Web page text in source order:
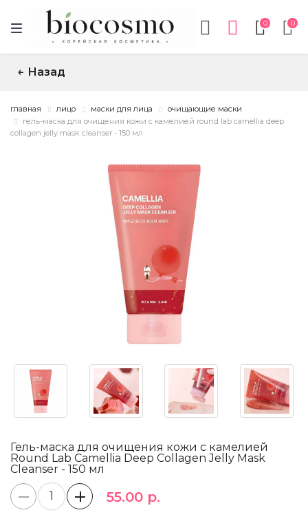
0 0
↑ Назад
главная лицо маски для лица
очищающие маски
гель-маска для очищения кожи c камелией round lab camellia deep
collagen jelly mask cleanser - 150 мл
Гель-маска для очищения кожи c камелией
Round Lab Camellia Deep Collagen Jelly Mask
Cleanser - 150 мл
55.00 р.